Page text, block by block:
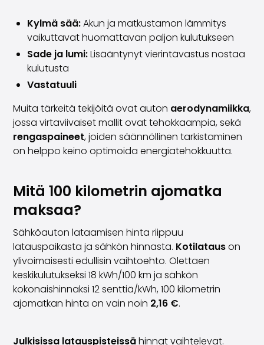
SakaVarma hyötyajoneuvoille
Varusteet autoosi
Vetokoukut
Renkaat autoon
Auton ostaminen etänä
Saka Select
Uutiset ja kampanjat
Toimipisteet
Yritys
Saka Finland Oy
Yhteydenotto
Rekrytointi
Laskutustiedot
Medialle
Kokemuksia Sakasta
Reklamaatiot
Kylmä sää:Akun ja matkustamon lämmitys
vaikuttavat huomattavan paljon kulutukseen
Sade ja lumi:Lisääntynyt vierintävastus nostaa
kulutusta
Vastatuuli
Muita tärkeitä tekijöitä ovat auton aerodynamiikka,
jossa virtaviivaiset mallit ovat tehokkaampia, sekä
rengaspaineet, joiden säännöllinen tarkistaminen
on helppo keino optimoida energiatehokkuutta.
Mitä 100 kilometrin ajomatka
maksaa?
Sähköauton lataamisen hinta riippuu
latauspaikasta ja sähkön hinnasta. Kotilatauson
ylivoimaisesti edullisin vaihtoehto. Olettaen
keskikulutukseksi 18 kWh/100 km ja sähkön
kokonaishinnaksi 12 senttiä/kWh, 100 kilometrin
ajomatkan hinta on vain noin 2,16 €.
Julkisissa latauspisteissähinnat vaihtelevat.